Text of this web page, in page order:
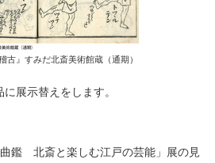
古』すみだ北斎美術館蔵（通期）
展示替えをします。
鑑 北斎と楽しむ江戸の芸能」展の見